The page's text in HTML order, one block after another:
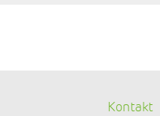
Kontakt